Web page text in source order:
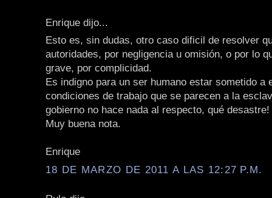
Enrique dijo...
Esto es, sin dudas, otro caso dificil de resolver
autoridades, por negligencia u omisión, o por lo
grave, por complicidad.
Es indigno para un ser humano estar sometido a
condiciones de trabajo que se parecen a la
gobierno no hace nada al respecto, qué desastre!
Muy buena nota.
Enrique
18 DE MARZO DE 2011 A LAS 12:27 P.M.